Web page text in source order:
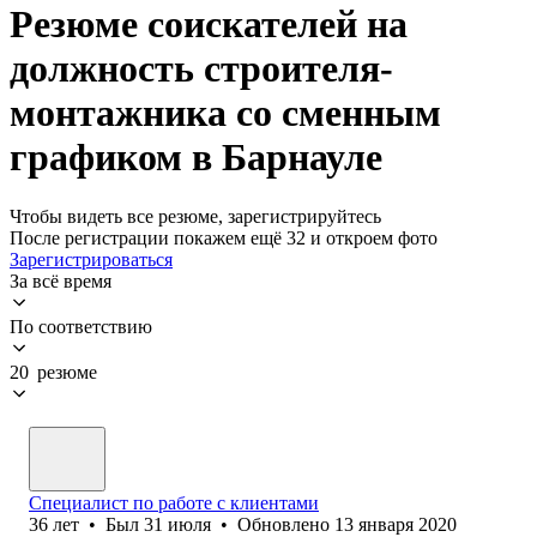
Резюме соискателей на
должность строителя-
монтажника со сменным
графиком в Барнауле
Чтобы видеть все резюме, зарегистрируйтесь
После регистрации покажем ещё 32 и откроем фото
Зарегистрироваться
За всё время
По соответствию
20 резюме
Специалист по работе с клиентами
36 лет • Был 31 июля • Обновлено 13 января 2020